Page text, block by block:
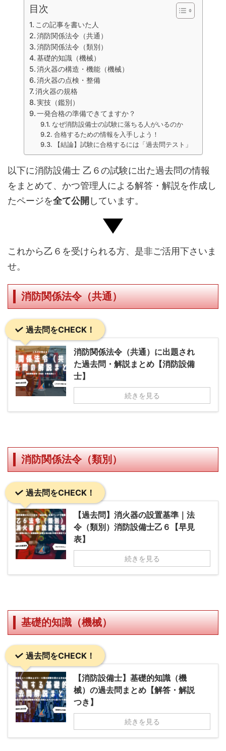
目次
この記事を書いた人
消防関係法令（共通）
消防関係法令（類別）
基礎的知識（機械）
消火器の構造・機能（機械）
消火器の点検・整備
消火器の規格
実技（鑑別）
一発合格の準備できてますか？
なぜ消防設備士の試験に落ちる人がいるのか
合格するための情報を入手しよう！
【結論】試験に合格するには「過去問テスト」
以下に消防設備士 乙６の試験に出た過去問の情報
をまとめて、かつ管理人による解答・解説を作成し
たページを全て公開 しています。
これから乙６を受けられる方、是非ご活用下さいま
せ。
消防関係法令（共通）
過去問をCHECK！
消防関係法令（共通）に出題され
た過去問・解説まとめ【消防設備
士】
続きを見る
消防関係法令（類別）
過去問をCHECK！
【過去問】消火器の設置基準｜法
令（類別）消防設備士乙６【早見
表】
続きを見る
基礎的知識（機械）
過去問をCHECK！
【消防設備士】基礎的知識（機
械）の過去問まとめ【解答・解説
つき】
続きを見る